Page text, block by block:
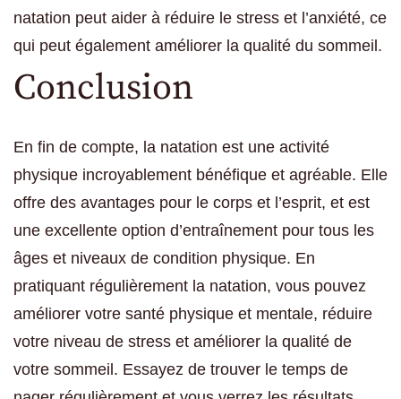
natation peut aider à réduire le stress et l’anxiété, ce
qui peut également améliorer la qualité du sommeil.
Conclusion
En fin de compte, la natation est une activité
physique incroyablement bénéfique et agréable. Elle
offre des avantages pour le corps et l’esprit, et est
une excellente option d’entraînement pour tous les
âges et niveaux de condition physique. En
pratiquant régulièrement la natation, vous pouvez
améliorer votre santé physique et mentale, réduire
votre niveau de stress et améliorer la qualité de
votre sommeil. Essayez de trouver le temps de